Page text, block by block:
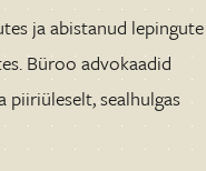
ja abistanud lepingute
Büroo advokaadid
sealhulgas